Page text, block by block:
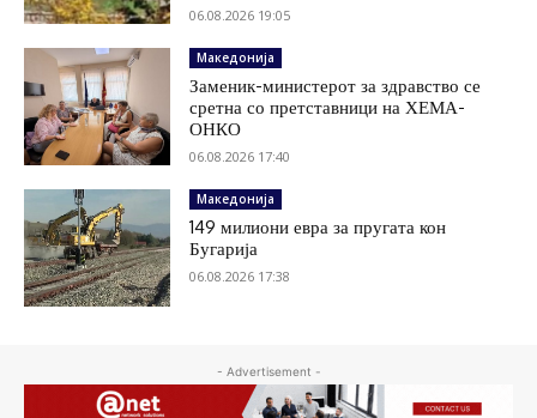
06.08.2026 19:05
Македонија
Заменик-министерот за здравство се
сретна со претставници на ХЕМА-
ОНКО
06.08.2026 17:40
Македонија
149 милиони евра за пругата кон
Бугарија
06.08.2026 17:38
- Advertisement -